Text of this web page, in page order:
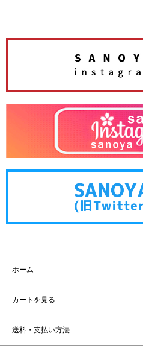
ホーム
カートを見る
送料・支払い方法